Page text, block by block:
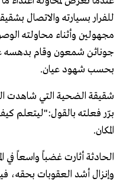
للفرار بسيارته والاتصال
مجهولين وأثناء محاولته
جوناثن شمعون وقام بدهسه
بحسب شهود عيان.
شقيقة الضحية التي شاهدت
برّر فعلته بالقول:"ليتعلم
المكان.
الحادثة أثارت غضباً واسعاً
وإنزال أشد العقوبات بحقه،